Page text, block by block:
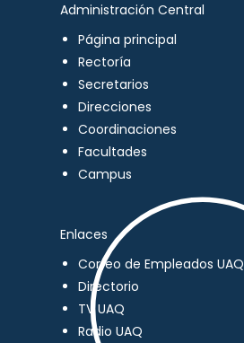
Administración Central
Página principal
Rectoría
Secretarios
Direcciones
Coordinaciones
Facultades
Campus
Enlaces
Correo de Empleados UAQ
Directorio
TV UAQ
Radio UAQ